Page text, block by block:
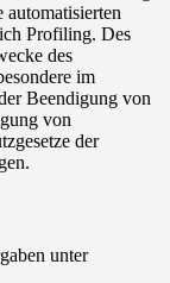
Profiling. Des
des
im
Beendigung von
von
der
unter